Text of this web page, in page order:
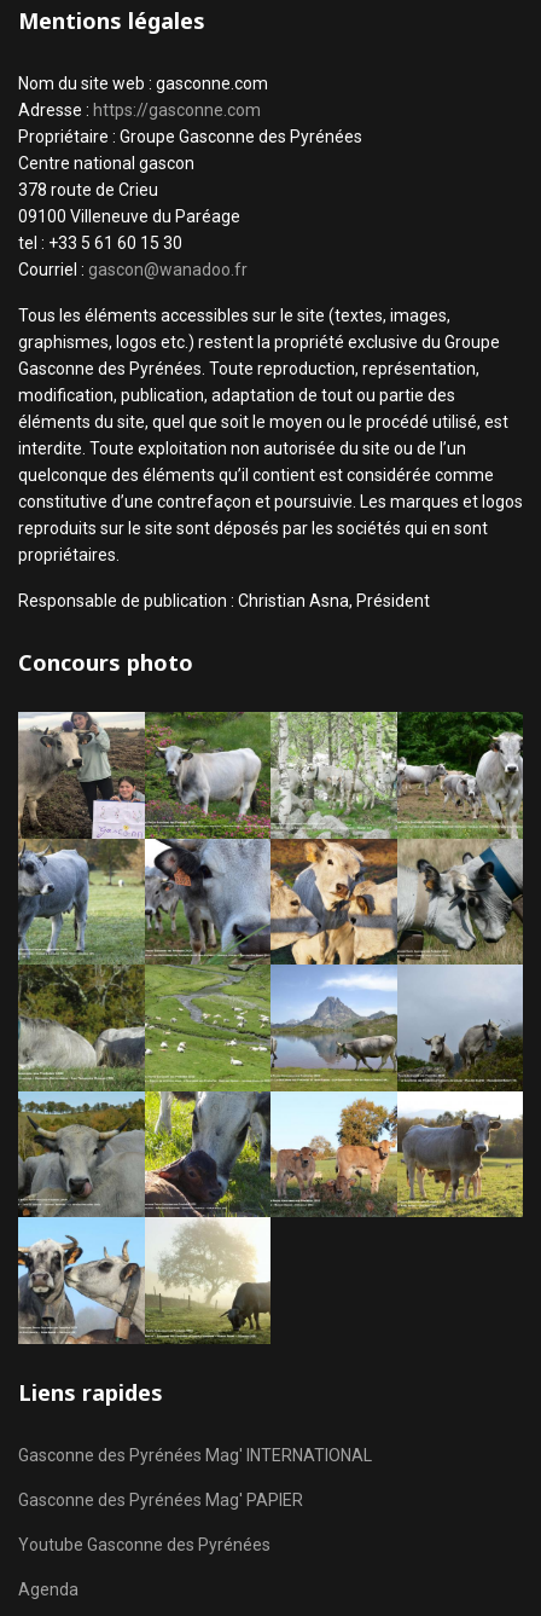
Mentions légales
Nom du site web : gasconne.com
Adresse : https://gasconne.com
Propriétaire : Groupe Gasconne des Pyrénées
Centre national gascon
378 route de Crieu
09100 Villeneuve du Paréage
tel : +33 5 61 60 15 30
Courriel : gascon@wanadoo.fr
Tous les éléments accessibles sur le site (textes, images,
graphismes, logos etc.) restent la propriété exclusive du Groupe
Gasconne des Pyrénées. Toute reproduction, représentation,
modification, publication, adaptation de tout ou partie des
éléments du site, quel que soit le moyen ou le procédé utilisé, est
interdite. Toute exploitation non autorisée du site ou de l’un
quelconque des éléments qu’il contient est considérée comme
constitutive d’une contrefaçon et poursuivie. Les marques et logos
reproduits sur le site sont déposés par les sociétés qui en sont
propriétaires.
Responsable de publication : Christian Asna, Président
Concours photo
Liens rapides
Gasconne des Pyrénées Mag' INTERNATIONAL
Gasconne des Pyrénées Mag' PAPIER
Youtube Gasconne des Pyrénées
Agenda